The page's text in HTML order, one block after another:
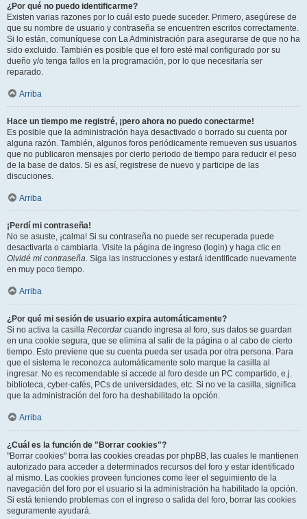
¿Por qué no puedo identificarme?
Existen varias razones por lo cuál esto puede suceder. Primero, asegúrese de
que su nombre de usuario y contraseña se encuentren escritos correctamente.
Si lo están, comuníquese con La Administración para asegurarse de que no ha
sido excluido. También es posible que el foro esté mal configurado por su
dueño y/o tenga fallos en la programación, por lo que necesitaría ser
reparado.
Arriba
Hace un tiempo me registré, ¡pero ahora no puedo conectarme!
Es posible que la administración haya desactivado o borrado su cuenta por
alguna razón. También, algunos foros periódicamente remueven sus usuarios
que no publicaron mensajes por cierto periodo de tiempo para reducir el peso
de la base de datos. Si es así, registrese de nuevo y participe de las
discuciones.
Arriba
¡Perdí mi contraseña!
No se asuste, ¡calma! Si su contraseña no puede ser recuperada puede
desactivarla o cambiarla. Visite la página de ingreso (login) y haga clic en
Olvidé mi contraseña. Siga las instrucciones y estará identificado nuevamente
en muy poco tiempo.
Arriba
¿Por qué mi sesión de usuario expira automáticamente?
Si no activa la casilla Recordarcuando ingresa al foro, sus datos se guardan
en una cookie segura, que se elimina al salir de la página o al cabo de cierto
tiempo. Esto previene que su cuenta pueda ser usada por otra persona. Para
que el sistema le reconozca automáticamente solo marque la casilla al
ingresar. No es recomendable si accede al foro desde un PC compartido, e.j.
biblioteca, cyber-cafés, PCs de universidades, etc. Si no ve la casilla, significa
que la administración del foro ha deshabilitado la opción.
Arriba
¿Cuál es la función de "Borrar cookies"?
"Borrar cookies" borra las cookies creadas por phpBB, las cuales le mantienen
autorizado para acceder a determinados recursos del foro y estar identificado
al mismo. Las cookies proveen funciones como leer el seguimiento de la
navegación del foro por el usuario si la administración ha habilitado la opción.
Si está teniendo problemas con el ingreso o salida del foro, borrar las cookies
seguramente ayudará.